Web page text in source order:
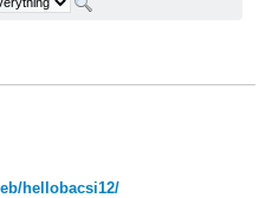
hellobacsi12/